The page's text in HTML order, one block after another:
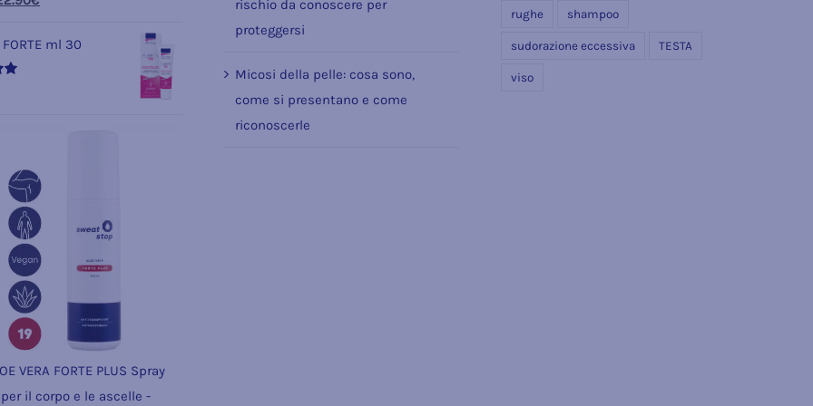
attuale
FORTE ml 30
VERA FORTE PLUS Spray
il corpo e le ascelle -
rischio da conoscere per
proteggersi
Micosi della pelle: cosa sono,
come si presentano e come
riconoscerle
rughe shampoo
sudorazione eccessiva TESTA
viso